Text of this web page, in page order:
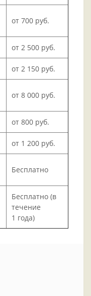
от 700 руб.
от 2 500 руб.
от 2 150 руб.
от 8 000 руб.
от 800 руб.
от 1 200 руб.
Бесплатно
Бесплатно (в
течение
1 года)